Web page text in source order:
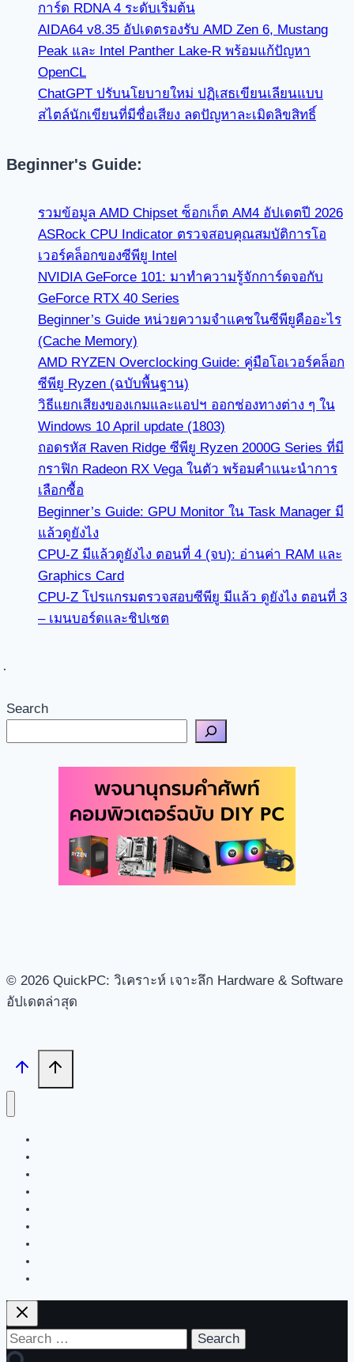
การ์ด RDNA 4 ระดับเริ่มต้น
AIDA64 v8.35 อัปเดตรองรับ AMD Zen 6, Mustang
Peak และ Intel Panther Lake-R พร้อมแก้ปัญหา
OpenCL
ChatGPT ปรับนโยบายใหม่ ปฏิเสธเขียนเลียนแบบ
สไตล์นักเขียนที่มีชื่อเสียง ลดปัญหาละเมิดลิขสิทธิ์
Beginner's Guide:
รวมข้อมูล AMD Chipset ซ็อกเก็ต AM4 อัปเดตปี 2026
ASRock CPU Indicator ตรวจสอบคุณสมบัติการโอ
เวอร์คล็อกของซีพียู Intel
NVIDIA GeForce 101: มาทำความรู้จักการ์ดจอกับ
GeForce RTX 40 Series
Beginner’s Guide หน่วยความจำแคชในซีพียูคืออะไร
(Cache Memory)
AMD RYZEN Overclocking Guide: คู่มือโอเวอร์คล็อก
ซีพียู Ryzen (ฉบับพื้นฐาน)
วิธีแยกเสียงของเกมและแอปฯ ออกช่องทางต่าง ๆ ใน
Windows 10 April update (1803)
ถอดรหัส Raven Ridge ซีพียู Ryzen 2000G Series ที่มี
กราฟิก Radeon RX Vega ในตัว พร้อมคำแนะนำการ
เลือกซื้อ
Beginner’s Guide: GPU Monitor ใน Task Manager มี
แล้วดูยังไง
CPU-Z มีแล้วดูยังไง ตอนที่ 4 (จบ): อ่านค่า RAM และ
Graphics Card
CPU-Z โปรแกรมตรวจสอบซีพียู มีแล้ว ดูยังไง ตอนที่ 3
– เมนบอร์ดและชิปเซต
Search
© 2026 QuickPC: วิเคราะห์ เจาะลึก Hardware & Software
อัปเดตล่าสุด
Search